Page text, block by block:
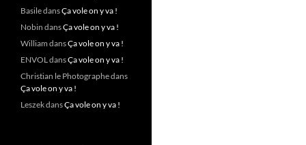
BasiledansÇa vole on y va !
Nobin dansÇa vole on y va !
William dansÇa vole on y va !
ENVOLdansÇa vole on y va !
Christian le Photographedans
Ça vole on y va !
LeszekdansÇa vole on y va !